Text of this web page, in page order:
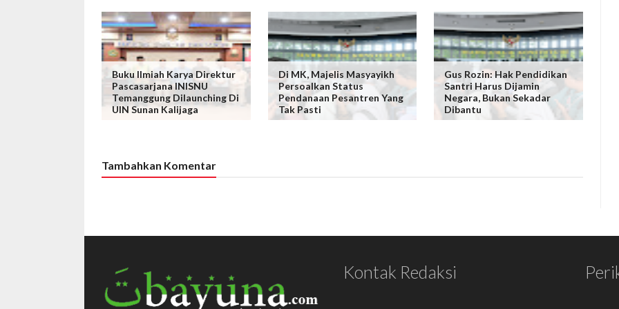
Buku Ilmiah Karya Direktur
Pascasarjana INISNU
Temanggung Dilaunching Di
UIN Sunan Kalijaga
Di MK, Majelis Masyayikh
Persoalkan Status
Pendanaan Pesantren Yang
Tak Pasti
Gus Rozin: Hak Pendidikan
Santri Harus Dijamin
Negara, Bukan Sekadar
Dibantu
Tambahkan Komentar
Kontak Redaksi